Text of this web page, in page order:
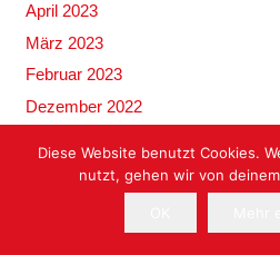
April 2023
März 2023
Februar 2023
Dezember 2022
Mai 2022
Diese Website benutzt Cookies.
nutzt, gehen wir von